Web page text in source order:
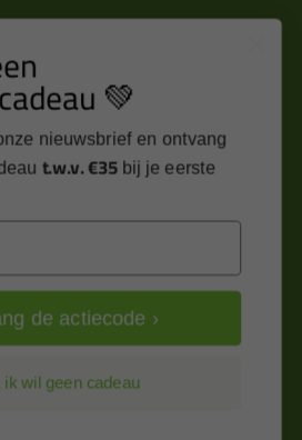
deals rechtstreeks in je
💚
nieuwsbrief en ontvang
t.w.v. €35 bij je eerste
de actiecode ›
ik wil geen cadeau